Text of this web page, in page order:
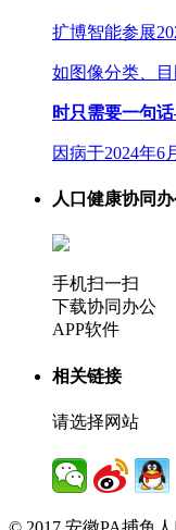
扩博智能参展
如图像分类、
时只需要一句
因病于2024年6
人口健康协同
手机扫一扫
下载协同办公
APP软件
相关链接
请选择网站